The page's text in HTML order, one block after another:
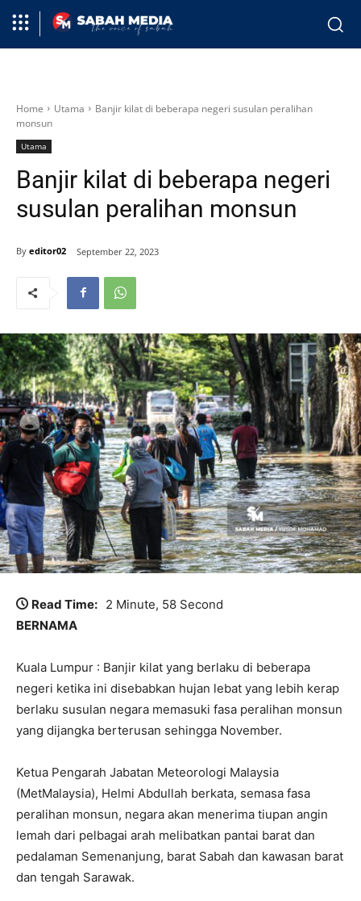
Home Utama
Banjir kilat di beberapa negeri susulan peralihan
monsun
Utama
Banjir kilat di beberapa negeri
susulan peralihan monsun
By editor02 September 22, 2023
Read Time: 2 Minute, 58 Second
BERNAMA
Kuala Lumpur : Banjir kilat yang berlaku di beberapa
negeri ketika ini disebabkan hujan lebat yang lebih kerap
berlaku susulan negara memasuki fasa peralihan monsun
yang dijangka berterusan sehingga November.
Ketua Pengarah Jabatan Meteorologi Malaysia
(MetMalaysia), Helmi Abdullah berkata, semasa fasa
peralihan monsun, negara akan menerima tiupan angin
lemah dari pelbagai arah melibatkan pantai barat dan
pedalaman Semenanjung, barat Sabah dan kawasan barat
dan tengah Sarawak.